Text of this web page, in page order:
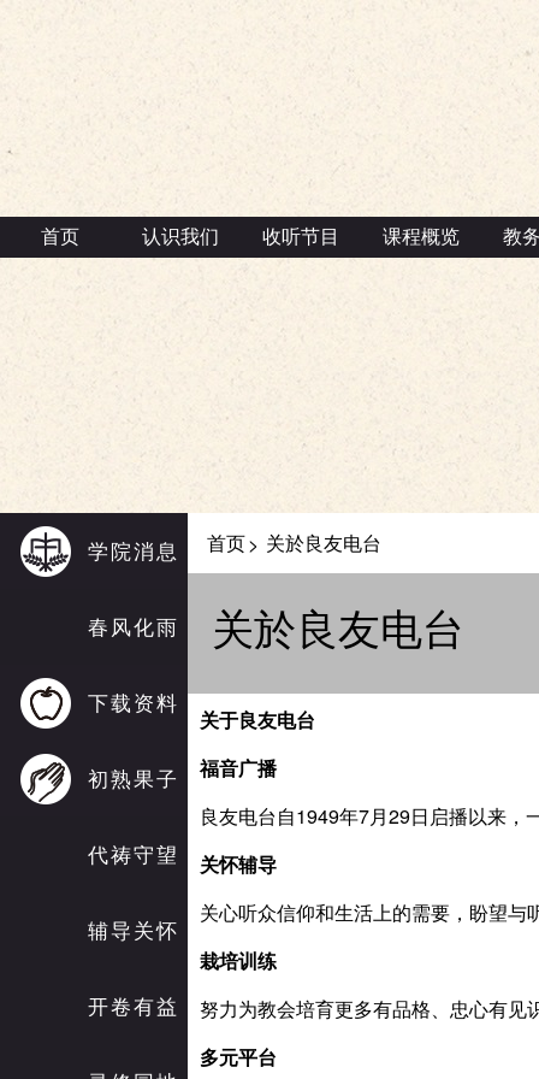
首页 认识我们 收听节目 课程概览 教
学院消息
春风化雨
下载资料
初熟果子
代祷守望
辅导关怀
开卷有益
首页> 关於良友电台
关於良友电台
关于良友电台
福音广播
良友电台自1949年7月29日启播以来，
关怀辅导
关心听众信仰和生活上的需要，盼望
栽培训练
努力为教会培育更多有品格、忠心有见
多元平台